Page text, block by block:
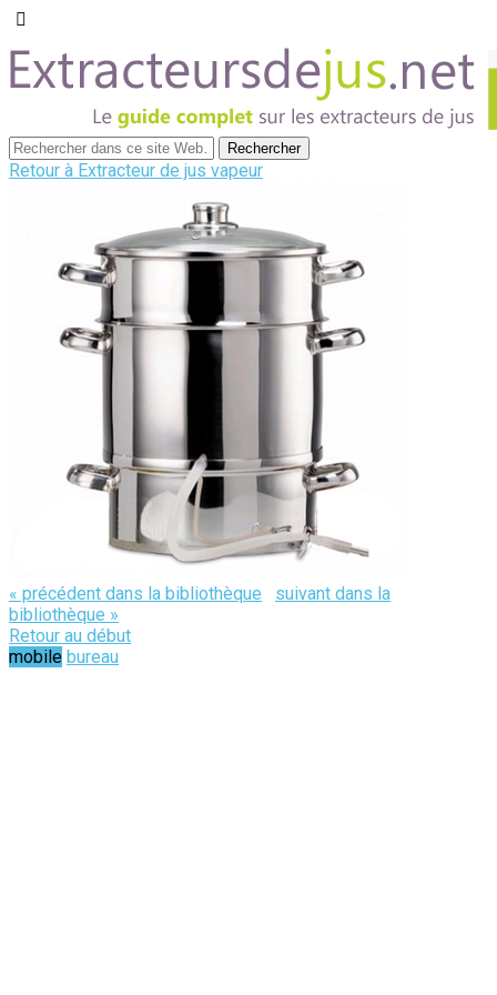
Retour à Extracteur de jus vapeur
« précédent dans la bibliothèque
suivant dans la
bibliothèque »
Retour au début
mobile bureau